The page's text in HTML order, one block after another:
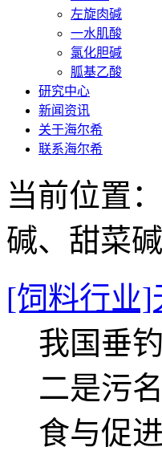
左旋肉碱
一水肌酸
氯化胆碱
胍基乙酸
研究中心
新闻资讯
关于海尔希
联系海尔希
当前位置：
碱、甜菜
[饲料行业]
我国垂
二是污
食与促